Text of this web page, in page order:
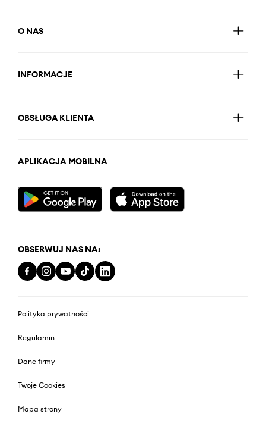
O NAS
INFORMACJE
OBSŁUGA KLIENTA
APLIKACJA MOBILNA
OBSERWUJ NAS NA:
Polityka prywatności
Regulamin
Dane firmy
Twoje Cookies
Mapa strony